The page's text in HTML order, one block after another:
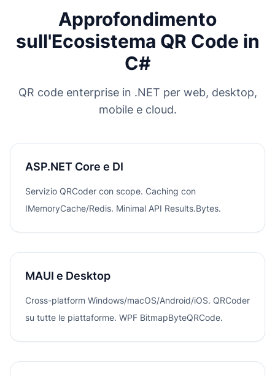
Approfondimento
sull'Ecosistema QR Code in
C#
QR code enterprise in .NET per web, desktop,
mobile e cloud.
ASP.NET Core e DI
Servizio QRCoder con scope. Caching con
IMemoryCache/Redis. Minimal API Results.Bytes.
MAUI e Desktop
Cross-platform Windows/macOS/Android/iOS. QRCoder
su tutte le piattaforme. WPF BitmapByteQRCode.